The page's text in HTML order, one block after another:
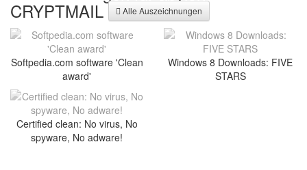
CRYPTMAIL Alle Auszeichnungen
Softpedia.com software 'Clean
award'
Windows 8 Downloads: FIVE
STARS
Certified clean: No virus, No
spyware, No adware!